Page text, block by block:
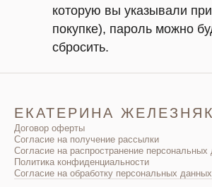
которую вы указывали при
покупке), пароль можно
сбросить.
ЕКАТЕРИНА ЖЕЛЕЗНЯК
Договор оферты
Согласие на получение рассылки
Согласие на распространение персональных
Политика конфиденциальности
Согласие на обработку персональных данных